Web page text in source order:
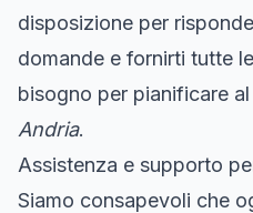
disposizione per
domande e fornirti tutte
bisogno per pianificare
Andria.
Assistenza e supporto
Siamo consapevoli che